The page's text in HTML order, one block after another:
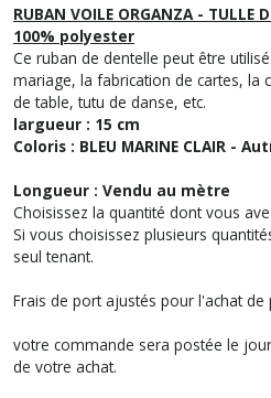
RUBAN VOILE ORGANZA - TULLE
100% polyester
Ce ruban de dentelle peut être
mariage, la fabrication de cartes, la
de table, tutu de danse, etc.
largueur : 15 cm
Coloris : BLEU MARINE CLAIR -
Longueur : Vendu au mètre
Choisissez la quantité dont vous
Si vous choisissez plusieurs
seul tenant.
Frais de port ajustés pour l'achat de
votre commande sera postée le
de votre achat.